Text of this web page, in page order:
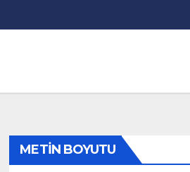
METIN BOYUTU